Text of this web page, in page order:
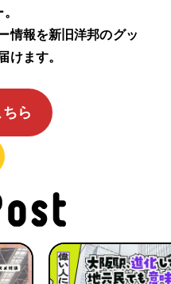
情報を新旧洋邦のグッ
けます。
ら